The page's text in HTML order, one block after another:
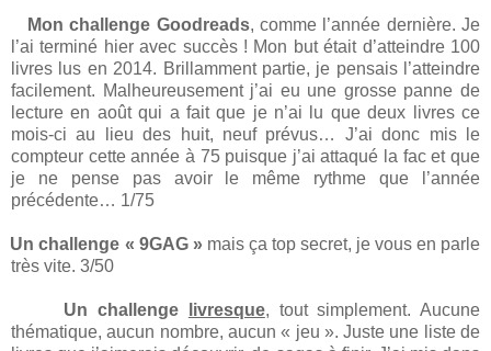
Mon challenge Goodreads, comme l’année dernière. Je
l’ai terminé hier avec succès ! Mon but était d’atteindre 100
livres lus en 2014. Brillamment partie, je pensais l’atteindre
facilement. Malheureusement j’ai eu une grosse panne de
lecture en août qui a fait que je n’ai lu que deux livres ce
mois-ci au lieu des huit, neuf prévus… J’ai donc mis le
compteur cette année à 75 puisque j’ai attaqué la fac et que
je ne pense pas avoir le même rythme que l’année
précédente… 1/75
Un challenge « 9GAG »mais ça top secret, je vous en parle
très vite. 3/50
Un challenge livresque, tout simplement. Aucune
thématique, aucun nombre, aucun « jeu ». Juste une liste de